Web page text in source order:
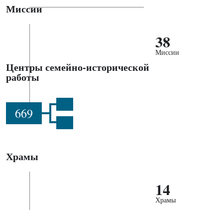
Миссии
38
Миссии
Центры семейно-исторической
работы
669
Храмы
14
Храмы